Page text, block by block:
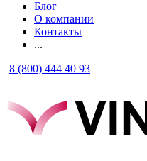
Блог
О компании
Контакты
...
8 (800) 444 40 93